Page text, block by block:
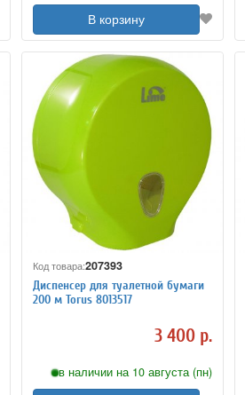
В корзину
Код товара:207393
Диспенсер для туалетной бумаги
200 м Torus 8013517
3 400 р.
в наличии на 10 августа (пн)